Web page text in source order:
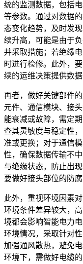
统的监测数据，包括
等参数。通过对数据
态变化趋势，及时发
续升高，可能是由于
并采取措施；若绝缘
时进行检修。此外，
续的运维决策提供数据
再者，做好关键部件
元件、通信模块、接
能衰减或故障，需定
查其灵敏度与稳定性
准或更换；对于通信
性，确保数据传输不
与绝缘状态，防止出
要做好接头部位的防
此外，重视环境因素
环境条件差异较大，
境都会影响智能电力
环境情况，采取针对
加强通风散热，避免
环境下，需做好电缆